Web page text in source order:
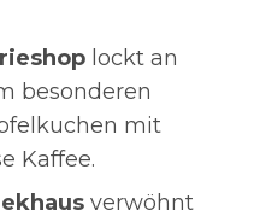
lockt an
besonderen
mit
Kaffee.
verwöhnt